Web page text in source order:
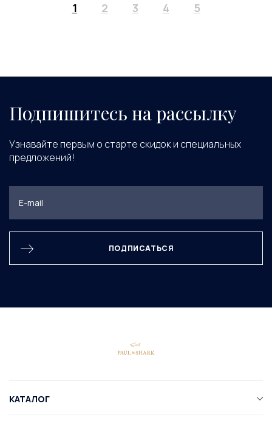
1 2 3 4 5
Подпишитесь на рассылку
Узнавайте первым о старте скидок и специальных
предложений!
ПОДПИСАТЬСЯ
КАТАЛОГ